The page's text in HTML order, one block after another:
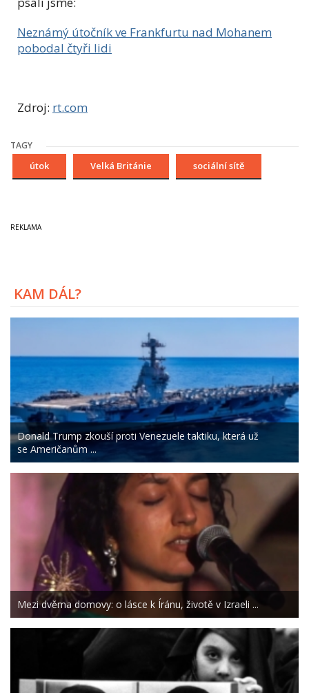
Neznámý útočník ve Frankfurtu nad Mohanem
pobodal čtyři lidi
Zdroj: rt.com
TAGY
útok Velká Británie sociální sítě
KAM DÁL?
Donald Trump zkouší proti Venezuele taktiku, která už
se Američanům ...
Mezi dvěma domovy: o lásce k Íránu, životě v Izraeli ...